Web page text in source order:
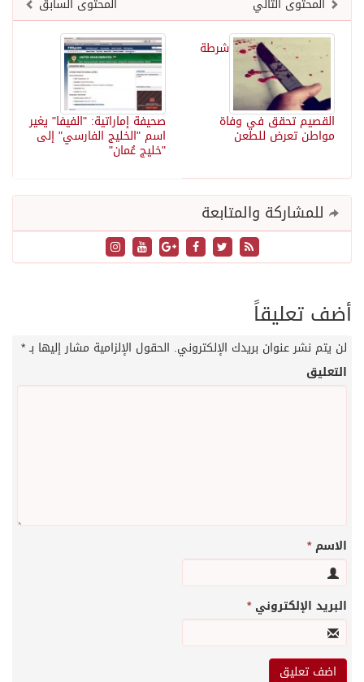
المحتوى السابق المحتوى التالي
صحيفة إماراتية: "الفيفا" يغير
اسم "الخليج الفارسي" إلى
"خليج عُمان"
شرطة
القصيم تحقق في وفاة
مواطن تعرض للطعن
للمشاركة والمتابعة
أضف تعليقاً
لن يتم نشر عنوان بريدك الإلكتروني. الحقول الإلزامية مشار إليها بـ*
التعليق
الاسم*
البريد الإلكتروني*